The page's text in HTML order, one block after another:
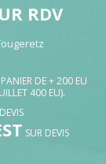
RDV
DE + 200 EU
400 EU).
SUR DEVIS